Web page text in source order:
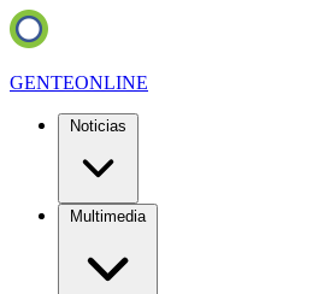
GENTEONLINE
Noticias
Multimedia